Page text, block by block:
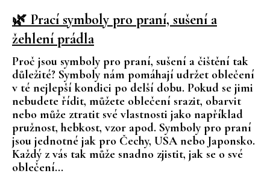
🌿 Prací symboly pro praní, sušení a
žehlení prádla
Proč jsou symboly pro praní, sušení a čištění tak
důležité? Symboly nám pomáhají udržet oblečení
v té nejlepší kondici po delší dobu. Pokud se jimi
nebudete řídit, můžete oblečení srazit, obarvit
nebo může ztratit své vlastnosti jako například
pružnost, hebkost, vzor apod. Symboly pro praní
jsou jednotné jak pro Čechy, USA nebo Japonsko.
Každý z vás tak může snadno zjistit, jak se o své
oblečení...